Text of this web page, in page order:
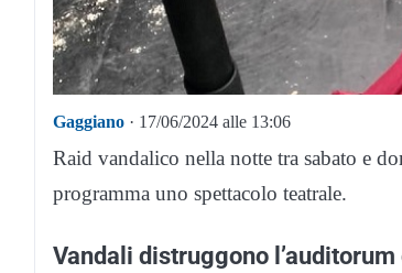
Gaggiano · 17/06/2024 alle 13:06
Raid vandalico nella notte tra sabato e
programma uno spettacolo teatrale.
Vandali distruggono